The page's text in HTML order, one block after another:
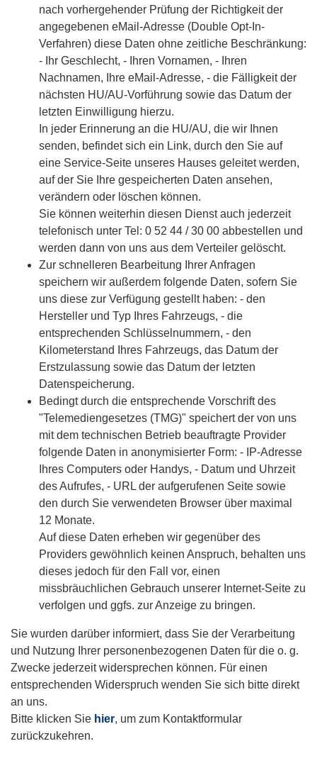
nach vorhergehender Prüfung der Richtigkeit der
angegebenen eMail-Adresse (Double Opt-In-
Verfahren) diese Daten ohne zeitliche Beschränkung:
- Ihr Geschlecht, - Ihren Vornamen, - Ihren
Nachnamen, Ihre eMail-Adresse, - die Fälligkeit der
nächsten HU/AU-Vorführung sowie das Datum der
letzten Einwilligung hierzu.
In jeder Erinnerung an die HU/AU, die wir Ihnen
senden, befindet sich ein Link, durch den Sie auf
eine Service-Seite unseres Hauses geleitet werden,
auf der Sie Ihre gespeicherten Daten ansehen,
verändern oder löschen können.
Sie können weiterhin diesen Dienst auch jederzeit
telefonisch unter Tel: 0 52 44 / 30 00 abbestellen und
werden dann von uns aus dem Verteiler gelöscht.
Zur schnelleren Bearbeitung Ihrer Anfragen
speichern wir außerdem folgende Daten, sofern Sie
uns diese zur Verfügung gestellt haben: - den
Hersteller und Typ Ihres Fahrzeugs, - die
entsprechenden Schlüsselnummern, - den
Kilometerstand Ihres Fahrzeugs, das Datum der
Erstzulassung sowie das Datum der letzten
Datenspeicherung.
Bedingt durch die entsprechende Vorschrift des
"Telemediengesetzes (TMG)" speichert der von uns
mit dem technischen Betrieb beauftragte Provider
folgende Daten in anonymisierter Form: - IP-Adresse
Ihres Computers oder Handys, - Datum und Uhrzeit
des Aufrufes, - URL der aufgerufenen Seite sowie
den durch Sie verwendeten Browser über maximal
12 Monate.
Auf diese Daten erheben wir gegenüber des
Providers gewöhnlich keinen Anspruch, behalten uns
dieses jedoch für den Fall vor, einen
missbräuchlichen Gebrauch unserer Internet-Seite zu
verfolgen und ggfs. zur Anzeige zu bringen.
Sie wurden darüber informiert, dass Sie der Verarbeitung
und Nutzung Ihrer personenbezogenen Daten für die o. g.
Zwecke jederzeit widersprechen können. Für einen
entsprechenden Widerspruch wenden Sie sich bitte direkt
an uns.
Bitte klicken Sie hier, um zum Kontaktformular
zurückzukehren.